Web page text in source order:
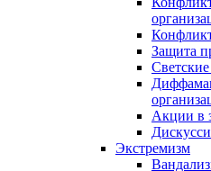
Защита
Акции в
Экстремизм